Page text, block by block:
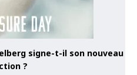
signe-t-il son nouveau
?